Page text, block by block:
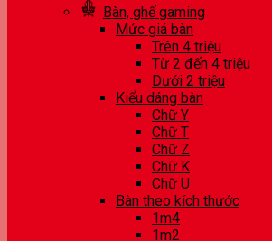
Bàn, ghế gaming
Mức giá bàn
Trên 4 triệu
Từ 2 đến 4 triệu
Dưới 2 triệu
Kiểu dáng bàn
Chữ Y
Chữ T
Chữ Z
Chữ K
Chữ U
Bàn theo kích thước
1m4
1m2